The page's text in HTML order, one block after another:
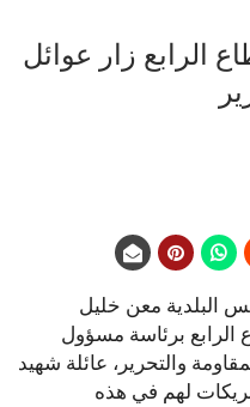
الرابع زار عوائل
البلدية معن خليل
الرابع برئاسة مسؤول
والتحرير، عائلة شهيد
لهم في هذه